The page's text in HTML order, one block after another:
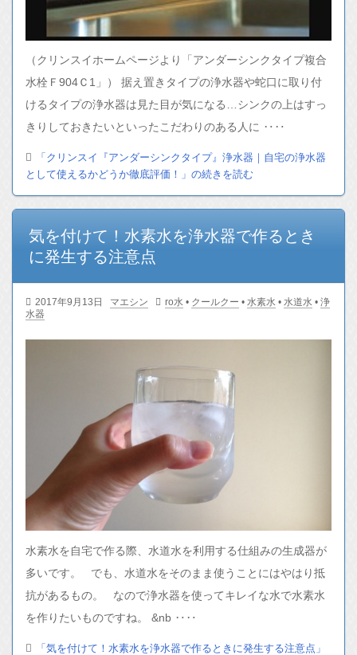
（クリンスイホームページより「アンダーシンクタイプ複合
水栓Ｆ904Ｃ1」） 据え置きタイプの浄水器や蛇口に取り付
けるタイプの浄水器は見た目が気になる…シンクの上はすっ
きりしておきたいといったこだわりのある人に ‥‥
「クリンスイ『アンダーシンクタイプ』浄水器｜自宅の浄水器
として使えるかどうか徹底評価！」の続きを読む
気を付けて！水素水を浄水器で作るとき
に発生する注意点
2017年9月13日 マエシン ro水 • クールクー • 水素水 • 水道水 • 浄
水器
水素水を自宅で作る際、水道水を利用する仕組みの生成器が
多いです。 でも、水道水をそのまま使うことにはやはり抵
抗があるもの。 なので浄水器を使ってキレイな水で水素水
を作りたいものですね。 &nb ‥‥
「気を付けて！水素水を浄水器で作るときに発生する注意点」